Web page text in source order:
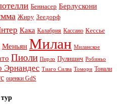
Беннасер Берлускони
Жиру Зеедорф
Кака Калабрия Кассано Кессье
Меньян Милан Миланское
Пиоли Пирло Пулишич Робиньо
Эрнандес Тиаго Силва Томори Тонали
оценки GdS